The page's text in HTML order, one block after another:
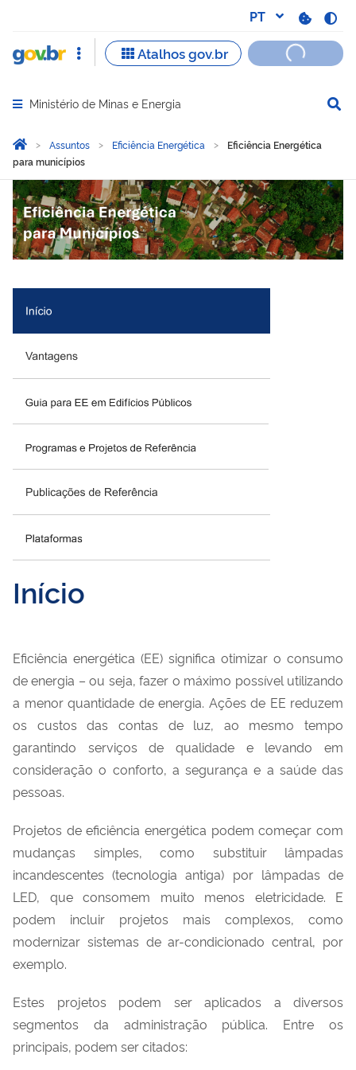
Abrir menu principal de navegação
Ministério de Minas e Energia
Você está aqui:
Página Inicial
Assuntos Eficiência Energética
Eficiência Energética
para municípios
Início
Eficiência energética (EE) significa otimizar o consumo
de energia – ou seja, fazer o máximo possível utilizando
a menor quantidade de energia. Ações de EE reduzem
os custos das contas de luz, ao mesmo tempo
garantindo serviços de qualidade e levando em
consideração o conforto, a segurança e a saúde das
pessoas.
Projetos de eficiência energética podem começar com
mudanças simples, como substituir lâmpadas
incandescentes (tecnologia antiga) por lâmpadas de
LED, que consomem muito menos eletricidade. E
podem incluir projetos mais complexos, como
modernizar sistemas de ar-condicionado central, por
exemplo.
Estes projetos podem ser aplicados a diversos
segmentos da administração pública. Entre os
principais, podem ser citados: